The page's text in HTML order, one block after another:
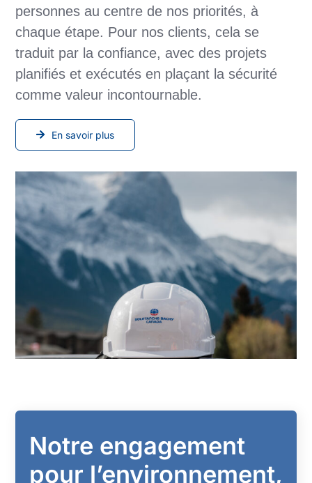
personnes au centre de nos priorités, à
chaque étape. Pour nos clients, cela se
traduit par la confiance, avec des projets
planifiés et exécutés en plaçant la sécurité
comme valeur incontournable.
En savoir plus
Notre engagement
pour l’environnement,